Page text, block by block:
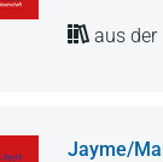
aus der
Jayme/